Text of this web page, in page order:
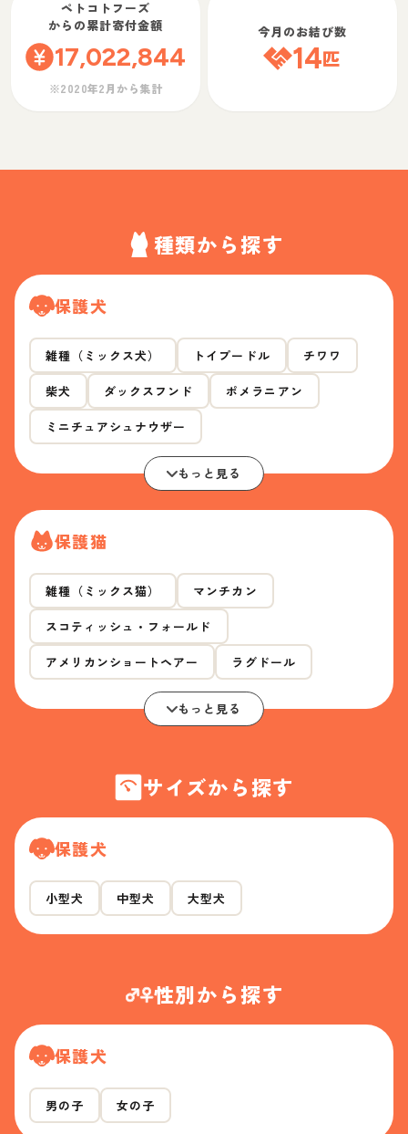
ペトコトフーズ
からの累計寄付金額
17,022,844
※2020年2月から集計
今月のお結び数
14匹
種類から探す
保護犬
雑種（ミックス犬） トイプードル チワワ
柴犬 ダックスフンド ポメラニアン
ミニチュアシュナウザー
もっと見る
保護猫
雑種（ミックス猫） マンチカン
スコティッシュ・フォールド
アメリカンショートヘアー ラグドール
もっと見る
サイズから探す
保護犬
小型犬 中型犬 大型犬
性別から探す
保護犬
男の子 女の子